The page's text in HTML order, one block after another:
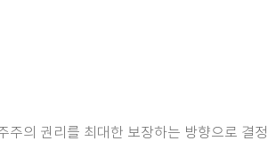
의 권리를 최대한 보장하는 방향으로 결